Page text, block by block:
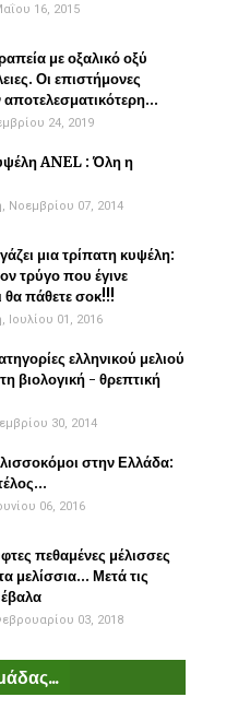
16, 2015
με οξαλικό οξύ
Οι επιστήμονες
αποτελεσματικότερη...
24, 2019
ANEL : Όλη η
Νοεμβρίου 07, 2014
μια τρίπατη κυψέλη:
τρύγο που έγινε
θα πάθετε σοκ!!!
Ιουλίου 01, 2016
ελληνικού μελιού
βιολογική - θρεπτική
30, 2014
στην Ελλάδα:
06, 2016
πεθαμένες μέλισσες
μελίσσια... Μετά τις
έβαλα
03, 2018